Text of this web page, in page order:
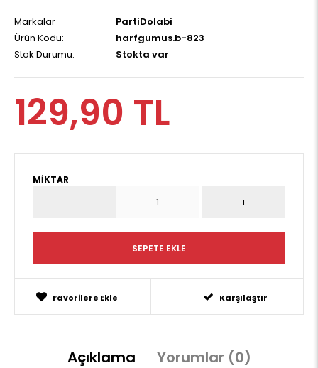
Markalar
PartiDolabi
Ürün Kodu:
harfgumus.b-823
Stok Durumu:
Stokta var
129,90 TL
MIKTAR
Favorilere Ekle Karşılaştır
Açıklama Yorumlar (0)